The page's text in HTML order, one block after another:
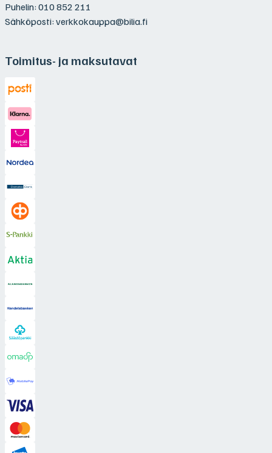
Puhelin: 010 852 211
Sähköposti: verkkokauppa@bilia.fi
Toimitus- ja maksutavat